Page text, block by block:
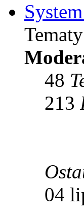
48
213
04